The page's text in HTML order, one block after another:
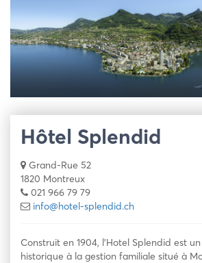
Hôtel Splendid
Grand-Rue 52
1820 Montreux
021 966 79 79
info@hotel-splendid.ch
Construit en 1904, l’Hotel Splendid est
historique à la gestion familiale situé à